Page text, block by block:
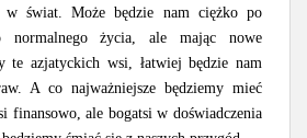
świat. Może będzie nam ciężko po
normalnego życia, ale mając nowe
te azjatyckich wsi, łatwiej będzie nam
A co najważniejsze będziemy mieć
finansowo, ale bogatsi w doświadczenia